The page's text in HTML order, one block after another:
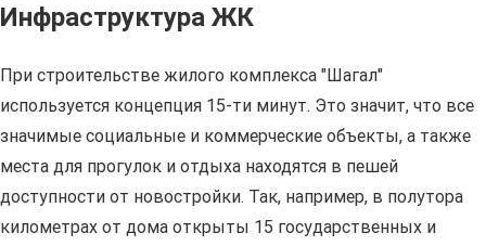
Инфраструктура ЖК
При строительстве жилого комплекса "Шагал"
используется концепция 15-ти минут. Это значит, что все
значимые социальные и коммерческие объекты, а также
места для прогулок и отдыха находятся в пешей
доступности от новостройки. Так, например, в полутора
километрах от дома открыты 15 государственных и